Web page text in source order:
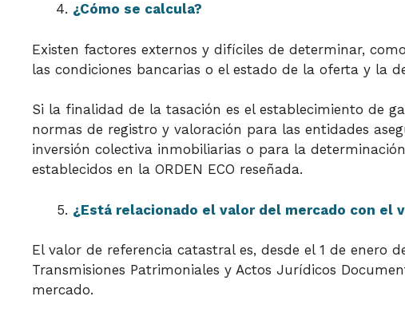
¿Cómo se calcula?
Existen factores externos y difíciles de determinar,
las condiciones bancarias o el estado de la oferta y la
Si la finalidad de la tasación es el establecimiento de
normas de registro y valoración para las entidades
inversión colectiva inmobiliarias o para la
establecidos en la ORDEN ECO reseñada.
¿Está relacionado el valor del mercado con el
El valor de referencia catastral es, desde el 1 de enero
Transmisiones Patrimoniales y Actos Jurídicos
mercado.